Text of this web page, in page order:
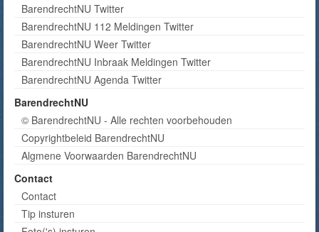
BarendrechtNU Twitter
BarendrechtNU 112 Meldingen Twitter
BarendrechtNU Weer Twitter
BarendrechtNU Inbraak Meldingen Twitter
BarendrechtNU Agenda Twitter
BarendrechtNU
© BarendrechtNU - Alle rechten voorbehouden
Copyrightbeleid BarendrechtNU
Algmene Voorwaarden BarendrechtNU
Contact
Contact
Tip insturen